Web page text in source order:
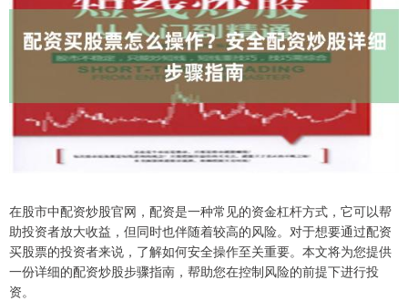
在股市中配资炒股官网，配资是一种常见的资金杠杆方式，它可以帮
助投资者放大收益，但同时也伴随着较高的风险。对于想要通过配资
买股票的投资者来说，了解如何安全操作至关重要。本文将为您提供
一份详细的配资炒股步骤指南，帮助您在控制风险的前提下进行投
资。